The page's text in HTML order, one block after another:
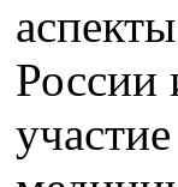
России